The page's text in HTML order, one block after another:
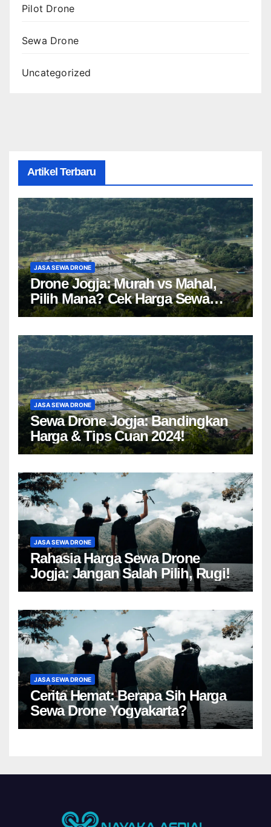
Pilot Drone
Sewa Drone
Uncategorized
Artikel Terbaru
JASA SEWA DRONE
Drone Jogja: Murah vs Mahal,
Pilih Mana? Cek Harga Sewa
Drone Yogyakarta!
JASA SEWA DRONE
Sewa Drone Jogja: Bandingkan
Harga & Tips Cuan 2024!
JASA SEWA DRONE
Rahasia Harga Sewa Drone
Jogja: Jangan Salah Pilih, Rugi!
JASA SEWA DRONE
Cerita Hemat: Berapa Sih Harga
Sewa Drone Yogyakarta?